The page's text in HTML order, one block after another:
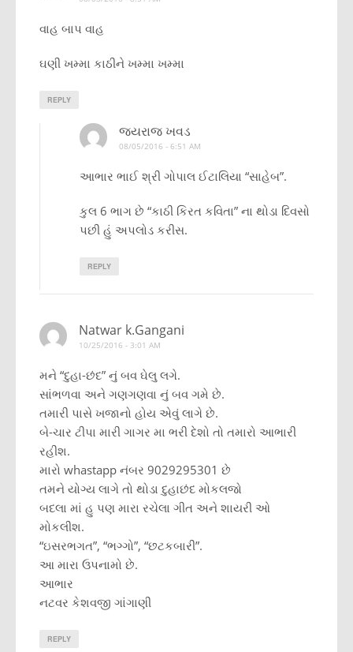
વાહ બાપ વાહ
ઘણી ખમ્મા કાઠીને ખમ્મા ખમ્મા
REPLY
જયરાજ ખવડ
08/05/2016 - 6:51 AM
આભાર ભાઈ શ્રી ગોપાલ ઈટાલિયા “સાહેબ”.
કુલ 6 ભાગ છે “કાઠી કિરત કવિતા” ના થોડા દિવસો
પછી હું અપલોડ કરીસ.
REPLY
Natwar k.Gangani
10/25/2016 - 3:01 AM
મને “દુહા-છંદ” નું બવ ઘેલુ લગે.
સાંભળવા અને ગણગણવા નું બવ ગમે છે.
તમારી પાસે ખજાનો હોય એવું લાગે છે.
બે-ચાર ટીપા મારી ગાગર મા ભરી દેશો તો તમારો આભારી
રહીશ.
મારો whastapp નંબર 9029295301 છે
તમને યોગ્ય લાગે તો થોડા દુહાછંદ મોકલજો
બદલા માં હુ પણ મારા રચેલા ગીત અને શાયરી ઓ
મોકલીશ.
“ઇસરભગત”, “ભગ્ગો”, “છટકબારી”.
આ મારા ઉપનામો છે.
આભાર
નટવર કેશવજી ગાંગાણી
REPLY